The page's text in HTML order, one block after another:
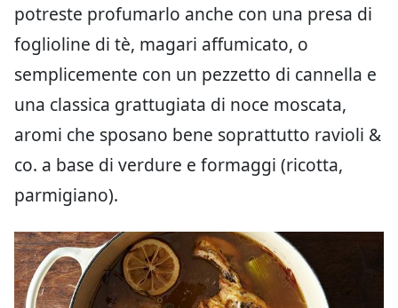
potreste profumarlo anche con una presa di
foglioline di tè, magari affumicato, o
semplicemente con un pezzetto di cannella e
una classica grattugiata di noce moscata,
aromi che sposano bene soprattutto ravioli &
co. a base di verdure e formaggi (ricotta,
parmigiano).